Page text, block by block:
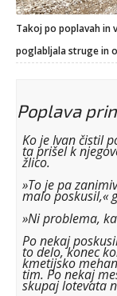
Takoj po poplavah in
poglabljala struge in
Poplava
Ko je Ivan čistil
ta prišel k
žlico.
»To je pa
malo poskusil,«
»Ni problema,
Po nekaj
to delo, konec
kmetijsko
tim. Po nekaj
skupaj lotevata